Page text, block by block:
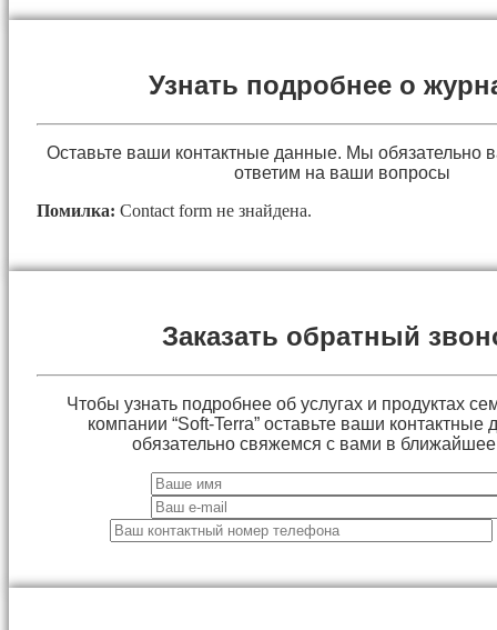
Узнать подробнее о
Оставьте ваши контактные данные. Мы обязательно
ответим на ваши вопросы
Помилка: Contact form не знайдена.
Заказать обратный
Чтобы узнать подробнее об услугах и продуктах
компании “Soft-Terra” оставьте ваши
обязательно свяжемся с вами в